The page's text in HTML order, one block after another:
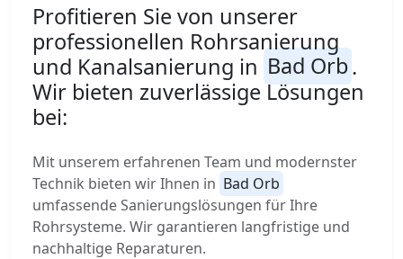
Profitieren Sie von unserer
professionellen Rohrsanierung
und Kanalsanierung in Bad Orb.
Wir bieten zuverlässige Lösungen
bei:
Mit unserem erfahrenen Team und modernster
Technik bieten wir Ihnen in Bad Orb
umfassende Sanierungslösungen für Ihre
Rohrsysteme. Wir garantieren langfristige und
nachhaltige Reparaturen.